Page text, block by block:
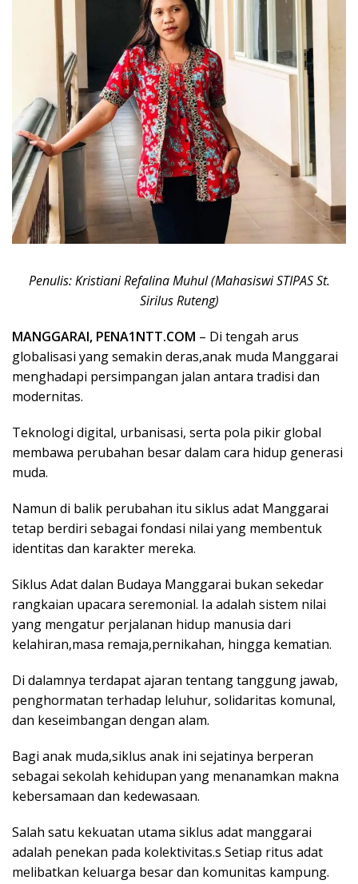
Penulis: Kristiani Refalina Muhul (Mahasiswi STIPAS St.
Sirilus Ruteng)
MANGGARAI, PENA1NTT.COM – Di tengah arus
globalisasi yang semakin deras,anak muda Manggarai
menghadapi persimpangan jalan antara tradisi dan
modernitas.
Teknologi digital, urbanisasi, serta pola pikir global
membawa perubahan besar dalam cara hidup generasi
muda.
Namun di balik perubahan itu siklus adat Manggarai
tetap berdiri sebagai fondasi nilai yang membentuk
identitas dan karakter mereka.
Siklus Adat dalan Budaya Manggarai bukan sekedar
rangkaian upacara seremonial. Ia adalah sistem nilai
yang mengatur perjalanan hidup manusia dari
kelahiran,masa remaja,pernikahan, hingga kematian.
Di dalamnya terdapat ajaran tentang tanggung jawab,
penghormatan terhadap leluhur, solidaritas komunal,
dan keseimbangan dengan alam.
Bagi anak muda,siklus anak ini sejatinya berperan
sebagai sekolah kehidupan yang menanamkan makna
kebersamaan dan kedewasaan.
Salah satu kekuatan utama siklus adat manggarai
adalah penekan pada kolektivitas.s Setiap ritus adat
melibatkan keluarga besar dan komunitas kampung.